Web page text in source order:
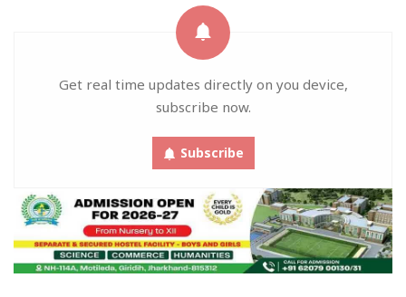
Get real time updates directly on you device,
subscribe now.
Subscribe